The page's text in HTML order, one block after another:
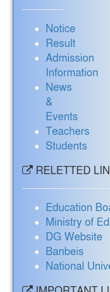
Notice
Result
Admission
Information
News
&
Events
Teachers
Students
RELETTED
Education
Ministry of
DG Website
Banbeis
National